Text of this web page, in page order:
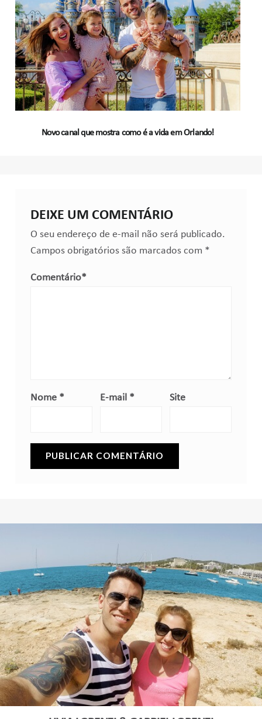
Novo canal que mostra como é a vida em Orlando!
DEIXE UM COMENTÁRIO
O seu endereço de e-mail não será publicado.
Campos obrigatórios são marcados com *
Comentário*
Nome * E-mail * Site